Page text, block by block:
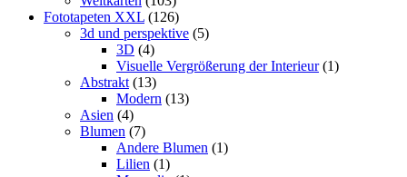
Fototapeten XXL (126)
3d und perspektive (5)
3D (4)
Visuelle Vergrößerung der Interieur (1)
Abstrakt (13)
Modern (13)
Asien (4)
Blumen (7)
Andere Blumen (1)
Lilien (1)